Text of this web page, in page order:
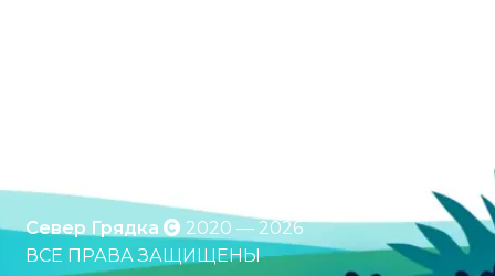
Север Грядка
2020 — 2026
ВСЕ ПРАВА ЗАЩИЩЕНЫ